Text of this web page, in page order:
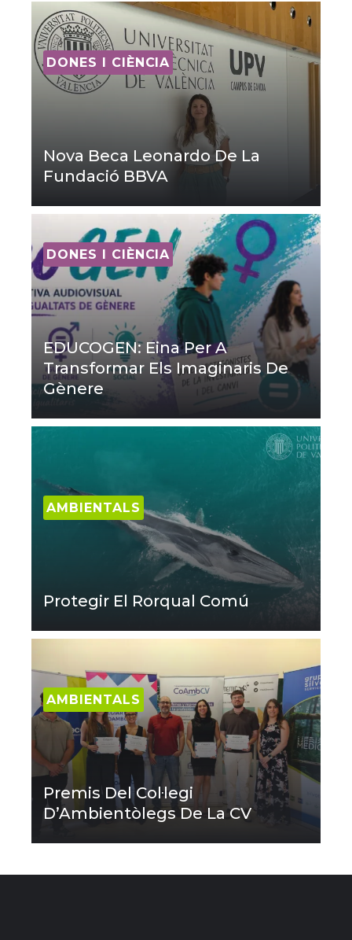
DONES I CIÈNCIA
Nova Beca Leonardo De La
Fundació BBVA
DONES I CIÈNCIA
EDUCOGEN: Eina Per A
Transformar Els Imaginaris De
Gènere
AMBIENTALS
Protegir El Rorqual Comú
AMBIENTALS
Premis Del Col·legi
D’Ambientòlegs De La CV